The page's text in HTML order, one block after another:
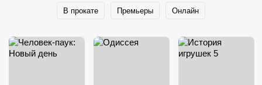
В прокате Премьеры Онлайн